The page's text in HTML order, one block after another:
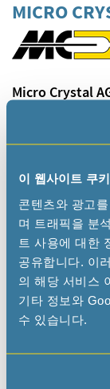
이 웹사이트 쿠
콘텐츠와 광고
며 트래픽을 분
트 사용에 대한
공유합니다. 이
의 해당 서비스
기타 정보와
수 있습니다.
MICRO
Micro Crystal
sales.germany
Avnet Abacus
www.avnet.com